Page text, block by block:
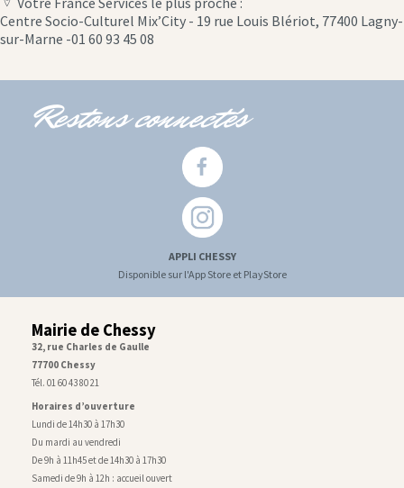
location
icon
Centre Socio-Culturel Mix’City - 19 rue Louis Blériot, 77400 Lagny-
sur-Marne -01 60 93 45 08
Restons connectés
APPLI CHESSY
Disponible sur l'App Store et PlayStore
Mairie de Chessy
32, rue Charles de Gaulle
77700 Chessy
Tél. 01 60 43 80 21
Horaires d’ouverture
Lundi de 14h30 à 17h30
Du mardi au vendredi
De 9h à 11h45 et de 14h30 à 17h30
Samedi de 9h à 12h : accueil ouvert